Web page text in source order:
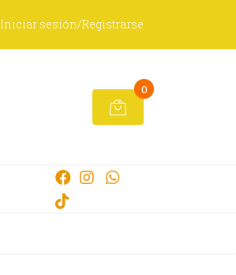
Iniciar sesión/Registrarse
0